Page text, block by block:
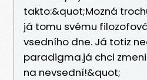
takto:&quot;Mozná
já tomu svému
vsedního dne. Já totiz
paradigma.já chci
na nevsední!&quot;